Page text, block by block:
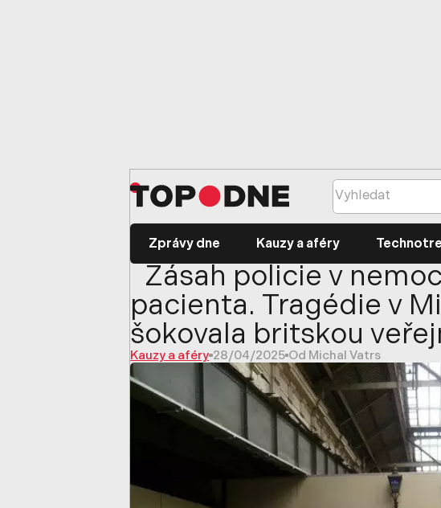
Zprávy dne Kauzy a aféry
Zásah policie v
pacienta. Tragédie v
šokovala britskou
Kauzy a aféry 28/04/2025 Od Michal Vatrs